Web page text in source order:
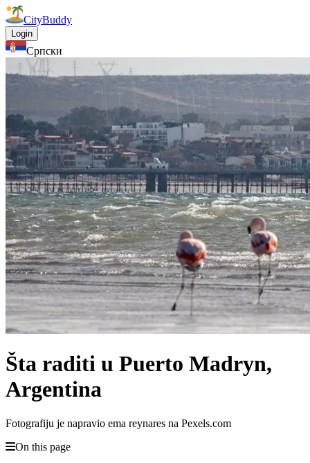
CityBuddy
Login
Српски
Šta raditi u Puerto Madryn,
Argentina
Fotografiju je napravio ema reynares na Pexels.com
On this page